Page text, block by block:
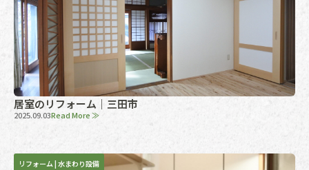
居室のリフォーム｜三田市
2025.09.03Read More ≫
リフォーム| 水まわり設備